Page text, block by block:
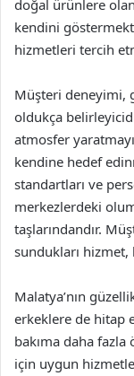
doğal ürünlere
kendini
hizmetleri tercih
Müşteri deneyimi,
oldukça
atmosfer
kendine hedef
standartları ve
merkezlerdeki
taşlarındandır.
sundukları hizmet,
Malatya’nın
erkeklere de hitap
bakıma daha
için uygun